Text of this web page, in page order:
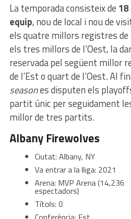
La temporada consisteix de
equip, nou de local i nou de
els quatre millors registres de
els tres millors de l’Oest, la
reservada pel següent millor
de l’Est o quart de l’Oest. Al
seasones disputen els
partit únic per seguidament
millor de tres partits.
Albany Firewolves
Ciutat: Albany, NY
Va entrar a la lliga: 2021
Arena: MVP Arena (14,236
espectadors)
Títols: 0